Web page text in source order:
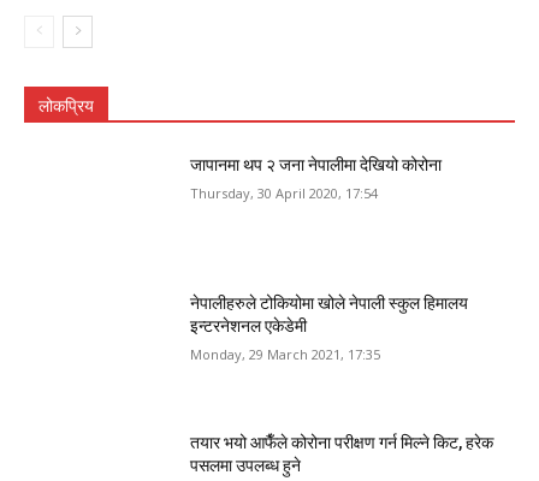
लोकप्रिय
जापानमा थप २ जना नेपालीमा देखियो कोरोना
Thursday, 30 April 2020, 17:54
नेपालीहरुले टोकियोमा खोले नेपाली स्कुल हिमालय
इन्टरनेशनल एकेडेमी
Monday, 29 March 2021, 17:35
तयार भयो आफैँले कोरोना परीक्षण गर्न मिल्ने किट, हरेक
पसलमा उपलब्ध हुने